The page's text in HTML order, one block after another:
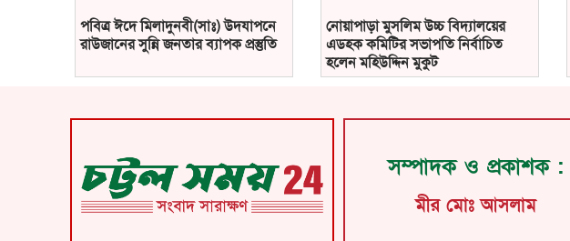
পবিত্র ঈদে মিলাদুনবী(সাঃ) উদযাপনে
রাউজানের সুন্নি জনতার ব্যাপক প্রস্তুতি
নোয়াপাড়া মুসলিম উচ্চ বিদ্যালয়ের
এডহক কমিটির সভাপতি নির্বাচিত
হলেন মহিউদ্দিন মুকুট
সম্পাদক ও প্রকাশক :
মীর মোঃ আসলাম